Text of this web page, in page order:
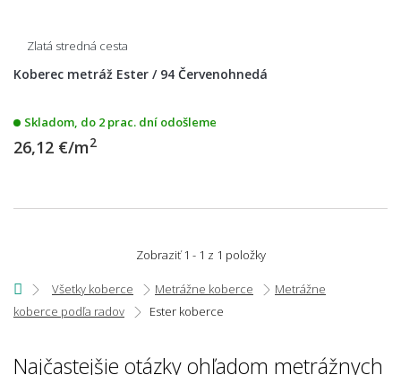
Zlatá stredná cesta
Koberec metráž Ester / 94 Červenohnedá
Skladom, do 2 prac. dní odošleme
26,12 €/m2
Zobraziť 1 - 1 z 1 položky
Všetky koberce Metrážne koberce
Metrážne
koberce podľa radov
Ester koberce
Najčastejšie otázky ohľadom metrážnych